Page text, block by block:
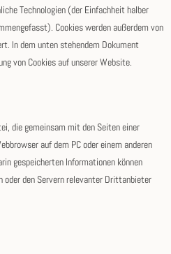
Technologien (der Einfachheit halber
Cookies werden außerdem von
In dem unten stehendem Dokument
von Cookies auf unserer Website.
die gemeinsam mit den Seiten einer
auf dem PC oder einem anderen
gespeicherten Informationen können
oder den Servern relevanter Drittanbieter